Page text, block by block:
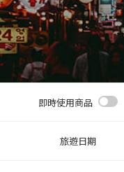
文 (台灣)
即時使用商品
旅遊日期